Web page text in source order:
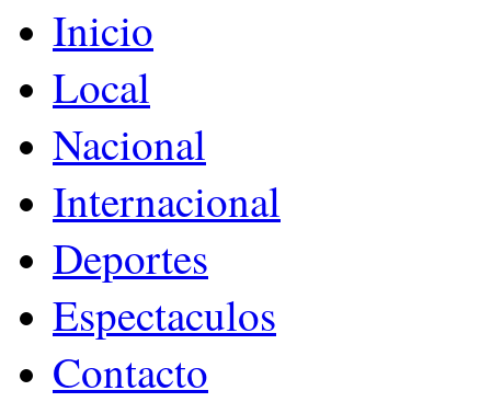
Inicio
Local
Nacional
Internacional
Deportes
Espectaculos
Contacto